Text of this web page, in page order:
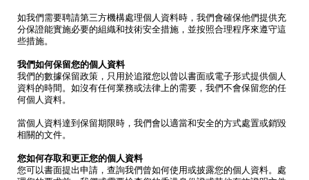
如我們需要聘請第三方機構處理個人資料時，我們會確保他們提供充
分保證能實施必要的組織和技術安全措施，並按照合理程序來遵守這
些措施。
我們如何保留您的個人資料
我們的數據保留政策，只用於追蹤您以曾以書面或電子形式提供個人
資料的時間。如沒有任何業務或法律上的需要，我們不會保留您的任
何個人資料。
當個人資料達到保留期限時，我們會以適當和安全的方式處置或銷毀
相關的文件。
您如何存取和更正您的個人資料
您可以書面提出申請，查詢我們曾如何使用或披露您的個人資料。處